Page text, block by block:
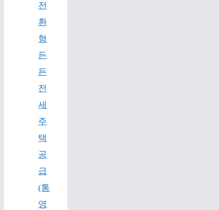
전
환
형
든
든
전
세
주
택
공
급
(통
영